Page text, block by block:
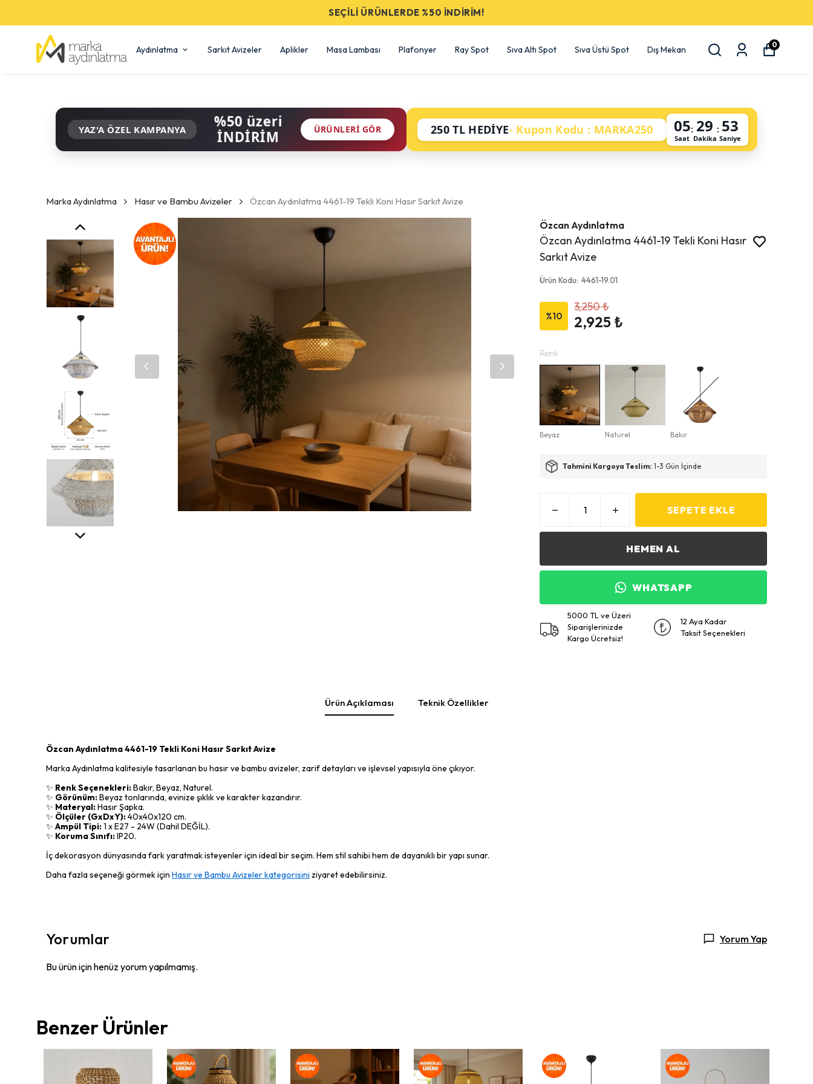
SEÇİLİ ÜRÜNLERDE %50 İNDİRİM!
Aydınlatma Sarkıt Avizeler Aplikler Masa Lambası Plafonyer Ray Spot Sıva Altı Spot Sıva Üstü Spot Dış Mekan 0
YAZ'A ÖZEL KAMPANYA %50 üzeri
İNDİRİM ÜRÜNLERI GÖR 250 TL HEDİYE- Kupon Kodu : MARKA250 05
Saat
: 29
Dakika
: 52
Saniye
Marka Aydınlatma Hasır ve Bambu Avizeler Özcan Aydınlatma 4461-19 Tekli Koni Hasır Sarkıt Avize
Özcan Aydınlatma
Özcan Aydınlatma 4461-19 Tekli Koni Hasır
Sarkıt Avize
Ürün Kodu: 4461-19.01
%10
3,250 ₺
2,925 ₺
Renk
Beyaz Naturel Bakır
Tahmini Kargoya Teslim: 1-3 Gün İçinde
SEPETE EKLE
HEMEN AL
WHATSAPP
5000 TL ve Üzeri
Siparişlerinizde
Kargo Ücretsiz!
12 Aya Kadar
Taksit Seçenekleri
Ürün Açıklaması Teknik Özellikler
Özcan Aydınlatma 4461-19 Tekli Koni Hasır Sarkıt Avize
Marka Aydınlatma kalitesiyle tasarlanan bu hasır ve bambu avizeler, zarif detayları ve işlevsel yapısıyla öne çıkıyor.
✨ Renk Seçenekleri:Bakır, Beyaz, Naturel.
✨ Görünüm:Beyaz tonlarında, evinize şıklık ve karakter kazandırır.
✨ Materyal:Hasır Şapka.
✨ Ölçüler (GxDxY):40x40x120 cm.
✨ Ampül Tipi:1 x E27 - 24W (Dahil DEĞİL).
✨ Koruma Sınıfı:IP20.
İç dekorasyon dünyasında fark yaratmak isteyenler için ideal bir seçim. Hem stil sahibi hem de dayanıklı bir yapı sunar.
Daha fazla seçeneği görmek için Hasır ve Bambu Avizeler kategorisini ziyaret edebilirsiniz.
Yorumlar Yorum Yap
Bu ürün için henüz yorum yapılmamış.
Benzer Ürünler